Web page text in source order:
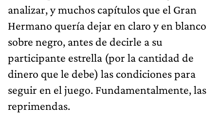
analizar, y muchos capítulos que el Gran
Hermano quería dejar en claro y en blanco
sobre negro, antes de decirle a su
participante estrella (por la cantidad de
dinero que le debe) las condiciones para
seguir en el juego. Fundamentalmente, las
reprimendas.